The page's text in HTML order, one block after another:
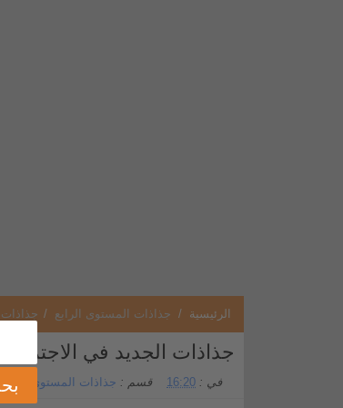
الرئيسية / جذاذات المستوى الرابع / جذاذات
جذاذات الجديد في
في : 16:20 قسم : جذاذات المستوى الرابع